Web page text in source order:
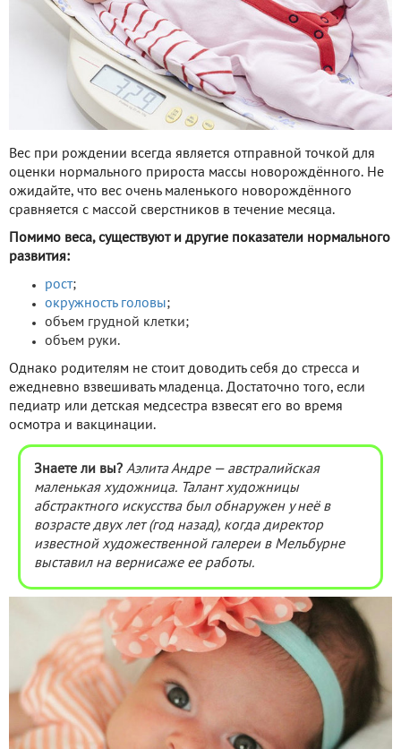
Вес при рождении всегда является отправной точкой для
оценки нормального прироста массы новорождённого. Не
ожидайте, что вес очень маленького новорождённого
сравняется с массой сверстников в течение месяца.
Помимо веса, существуют и другие показатели нормального
развития:
рост;
окружность головы;
объем грудной клетки;
объем руки.
Однако родителям не стоит доводить себя до стресса и
ежедневно взвешивать младенца. Достаточно того, если
педиатр или детская медсестра взвесят его во время
осмотра и вакцинации.
Знаете ли вы? Аэлита Андре — австралийская
маленькая художница. Талант художницы
абстрактного искусства был обнаружен у неё в
возрасте двух лет (год назад), когда директор
известной художественной галереи в Мельбурне
выставил на вернисаже ее работы.